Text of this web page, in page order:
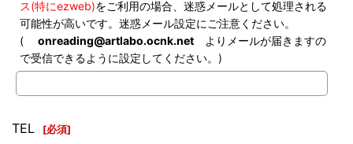
ス(特にezweb)をご利用の場合、迷惑メールとして処理される
可能性が高いです。迷惑メール設定にご注意ください。
( onreading@artlabo.ocnk.net よりメールが届きますの
で受信できるように設定してください。)
TEL [必須]